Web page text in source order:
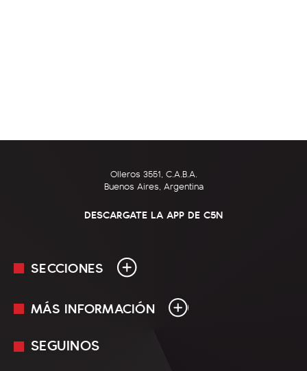
Olleros 3551, C.A.B.A.
Buenos Aires, Argentina
DESCARGATE LA APP DE C5N
SECCIONES
En Vivo
MÁS INFORMACIÓN
Mediakit
SEGUINOS